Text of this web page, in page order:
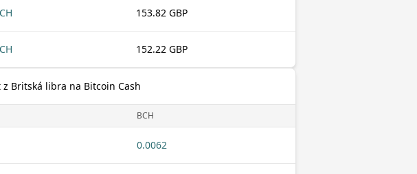
153.82 GBP
152.22 GBP
z Britská libra na Bitcoin Cash
BCH
0.0062